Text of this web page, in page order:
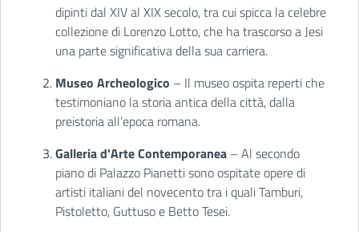
dipinti dal XIV al XIX secolo, tra cui spicca la celebre
collezione di Lorenzo Lotto, che ha trascorso a Jesi
una parte significativa della sua carriera.
Museo Archeologico – Il museo ospita reperti che
testimoniano la storia antica della città, dalla
preistoria all’epoca romana.
Galleria d'Arte Contemporanea – Al secondo
piano di Palazzo Pianetti sono ospitate opere di
artisti italiani del novecento tra i quali Tamburi,
Pistoletto, Guttuso e Betto Tesei.